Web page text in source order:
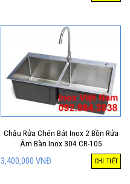
Chậu Rửa Chén Bát Inox 2 Bồn Rửa
Âm Bàn Inox 304 CR-105
3,400,000 VNĐ CHI TIẾT